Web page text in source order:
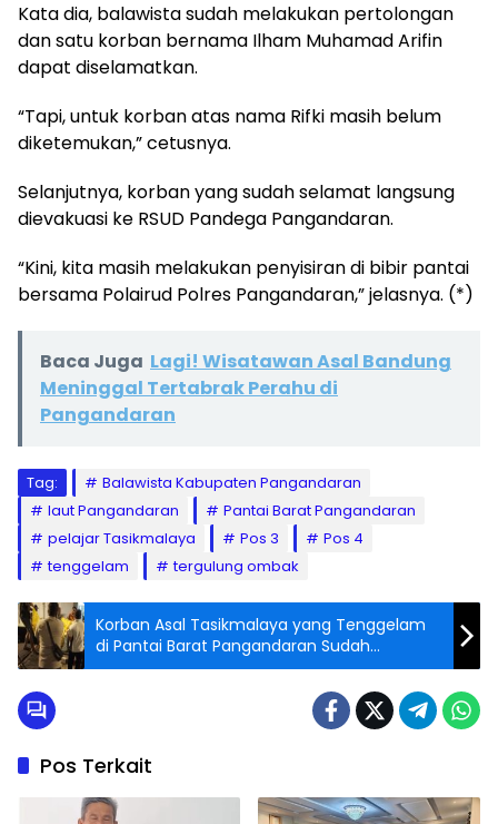
Kata dia, balawista sudah melakukan pertolongan
dan satu korban bernama Ilham Muhamad Arifin
dapat diselamatkan.
“Tapi, untuk korban atas nama Rifki masih belum
diketemukan,” cetusnya.
Selanjutnya, korban yang sudah selamat langsung
dievakuasi ke RSUD Pandega Pangandaran.
“Kini, kita masih melakukan penyisiran di bibir pantai
bersama Polairud Polres Pangandaran,” jelasnya. (*)
Baca Juga Lagi! Wisatawan Asal Bandung
Meninggal Tertabrak Perahu di
Pangandaran
Tag:
Balawista Kabupaten Pangandaran
laut Pangandaran
Pantai Barat Pangandaran
pelajar Tasikmalaya
Pos 3
Pos 4
tenggelam
tergulung ombak
Korban Asal Tasikmalaya yang Tenggelam
di Pantai Barat Pangandaran Sudah
Ditemukan, Seperti Ini Kondisinya
Pos Terkait